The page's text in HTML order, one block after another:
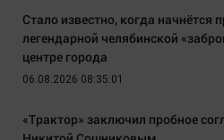
Стало известно, когда начнётся
легендарной челябинской
центре города
06.08.2026 08:35:01
«Трактор» заключил пробное